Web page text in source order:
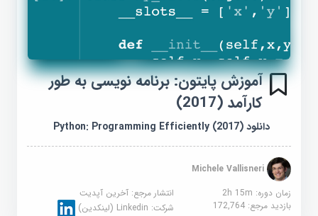
آموزش پایتون: برنامه نویسی به طور
کارآمد (2017)
دانلود Python: Programming Efficiently (2017)
Michele Vallisneri
زمان دوره: 2h 15m
انتشار مرجع:آخرین آپدیت
بازدید مرجع:172,764 شرکت:Linkedin (لینکدین)